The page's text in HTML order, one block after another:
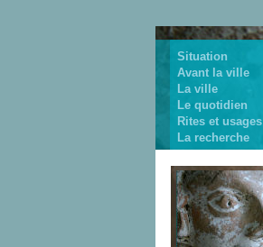
Situation
Avant la ville
La ville
Le quotidien
Rites et usages
La recherche